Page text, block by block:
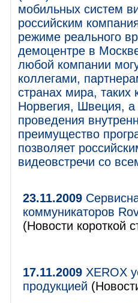
мобильных систем
российским
режиме реального
демоцентре в
любой компании
коллегами,
странах мира,
Норвегия, Швеция,
проведения
преимущество
позволяет
видеовстречи со
23.11.2009
коммуникаторов
(Новости короткой
17.11.2009 XEROX
продукцией